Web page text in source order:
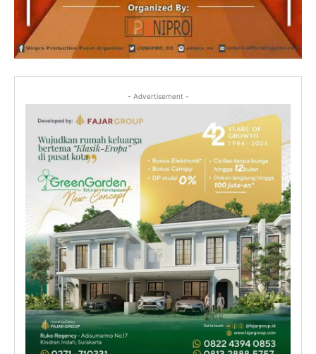
- Advertisement -